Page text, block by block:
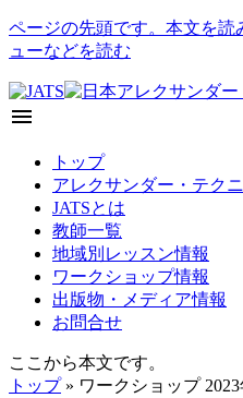
ページの先頭です。本文を
ューなどを読む
menu
トップ
アレクサンダー・テク
JATSとは
教師一覧
地域別レッスン情報
ワークショップ情報
出版物・メディア情報
お問合せ
ここから本文です。
トップ» ワークショップ